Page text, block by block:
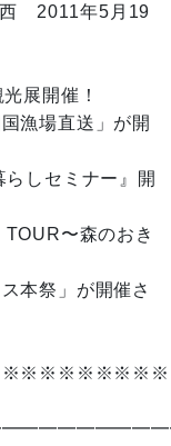
2011年5月19
展開催！
漁場直送」が開
らしセミナー』開
TOUR〜森のおき
本祭」が開催さ